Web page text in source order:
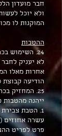
חבר מועדון
ולא יוכל
המוקנות לו
ההטבות
24. השימוש
לא יעניק
אחרות מאלו
הודיעה
25. המחזיק
ייהנה מהטבות
1. הטבת צבירת
פרט לפריט